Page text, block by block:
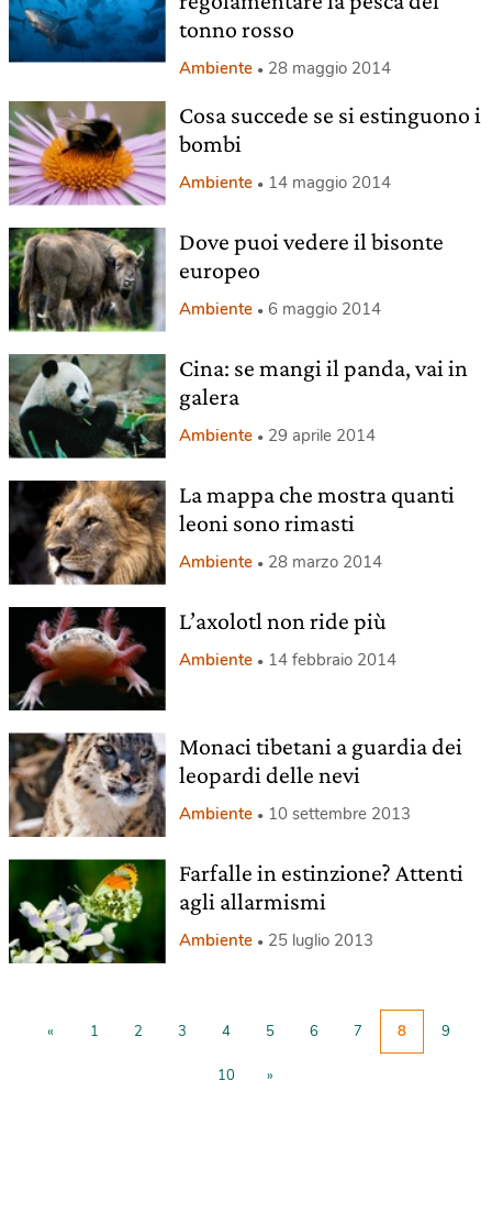
tonno rosso
Ambiente 28 maggio 2014
Cosa succede se si estinguono i
bombi
Ambiente 14 maggio 2014
Dove puoi vedere il bisonte
europeo
Ambiente 6 maggio 2014
Cina: se mangi il panda, vai in
galera
Ambiente 29 aprile 2014
La mappa che mostra quanti
leoni sono rimasti
Ambiente 28 marzo 2014
L’axolotl non ride più
Ambiente 14 febbraio 2014
Monaci tibetani a guardia dei
leopardi delle nevi
Ambiente 10 settembre 2013
Farfalle in estinzione? Attenti
agli allarmismi
Ambiente 25 luglio 2013
« 1 2 3 4 5 6 7 8 9
10 »